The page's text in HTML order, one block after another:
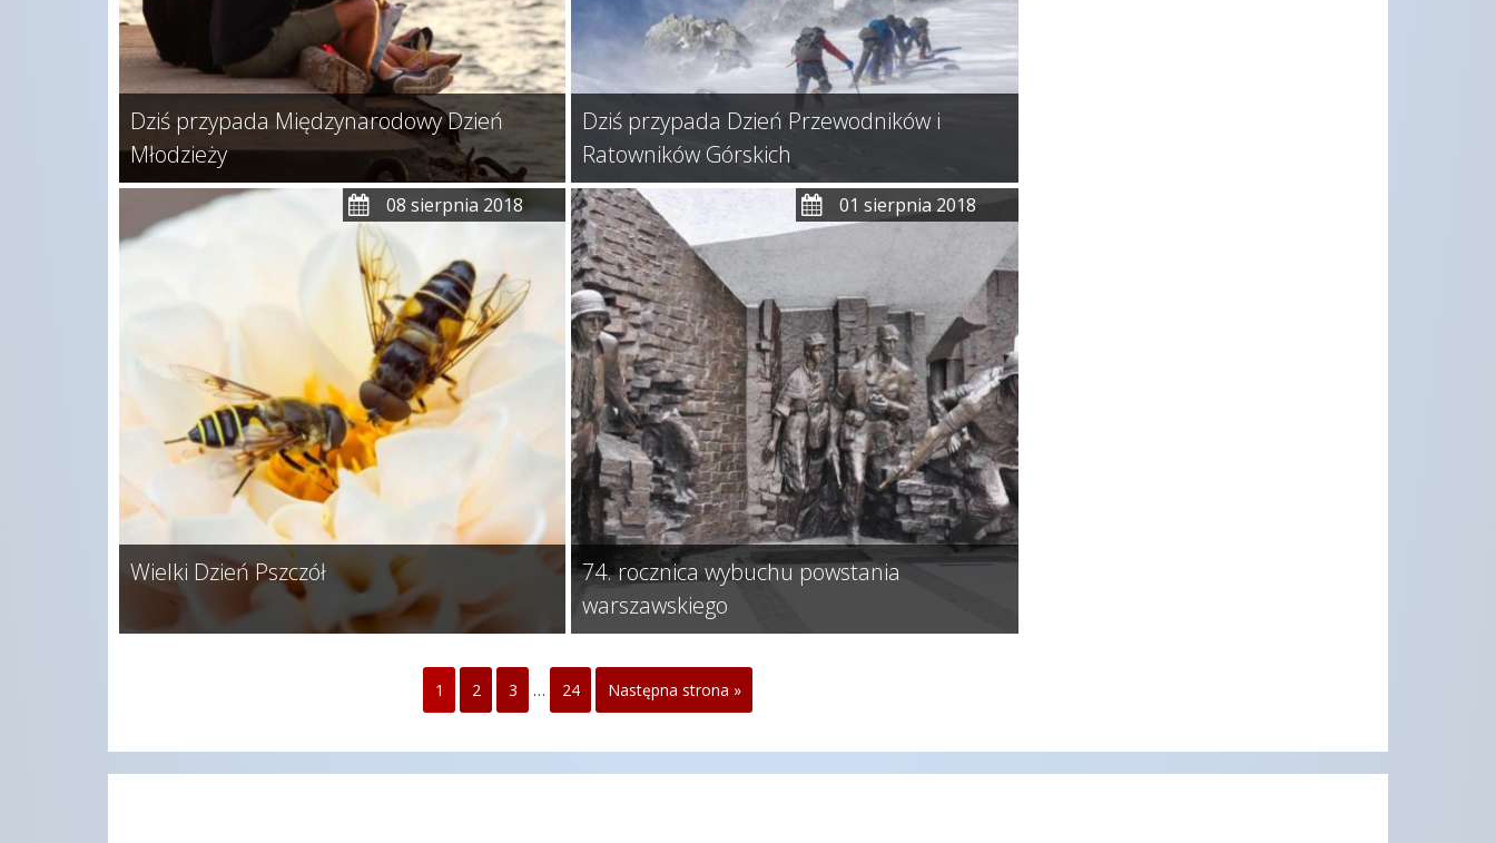
Dziś przypada Międzynarodowy Dzień
Młodzieży
Dziś przypada Dzień Przewodników i
Ratowników Górskich
08 sierpnia 2018
Wielki Dzień Pszczół
01 sierpnia 2018
74. rocznica wybuchu powstania
warszawskiego
1 2 3 … 24 Następna strona »